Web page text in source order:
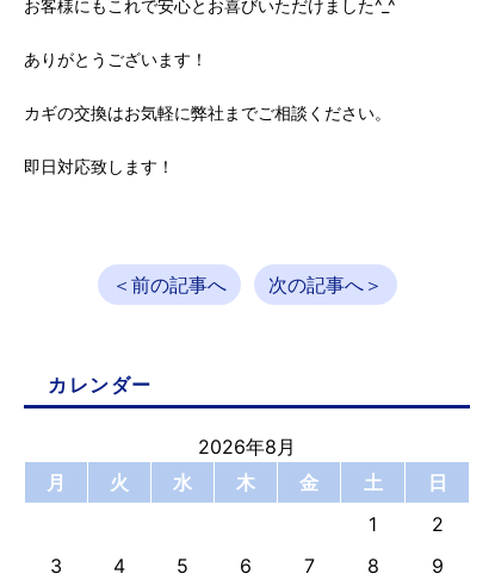
お客様にもこれで安心とお喜びいただけました^_^
ありがとうございます！
カギの交換はお気軽に弊社までご相談ください。
即日対応致します！
＜前の記事へ 次の記事へ＞
カレンダー
2026年8月
月
火 水 木 金 土
日
1
2
3
4 5 6 7 8
9